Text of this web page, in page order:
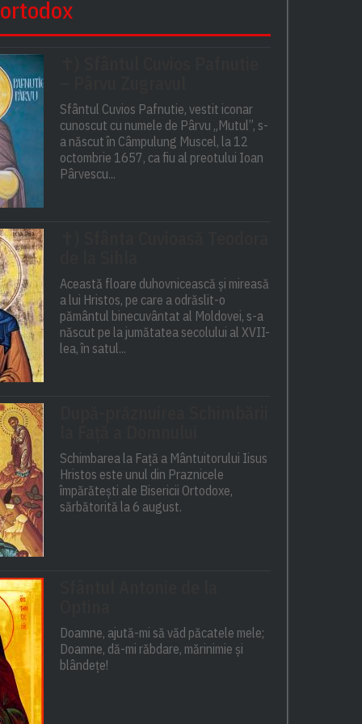
Sfântul Cuvios Pafnutie, vestit iconar
cunoscut cu numele de Pârvu „Mutul”, s-
a născut în Câmpulung Muscel, la 12
octombrie 1657, ca fiu al preotului Ioan
Pârvescu...
Această floare duhovnicească și mireasă
a lui Hristos, pe care a odrăslit-o
pământul binecuvântat al Moldovei, s-a
născut pe la jumătatea secolului al XVII-
lea, în satul...
Schimbarea la Față a Mântuitorului Iisus
Hristos este unul din Praznicele
împărătești ale Bisericii Ortodoxe,
sărbătorită la 6 august.
Doamne, ajută-mi să văd păcatele mele;
Doamne, dă-mi răbdare, mărinimie şi
blândeţe!